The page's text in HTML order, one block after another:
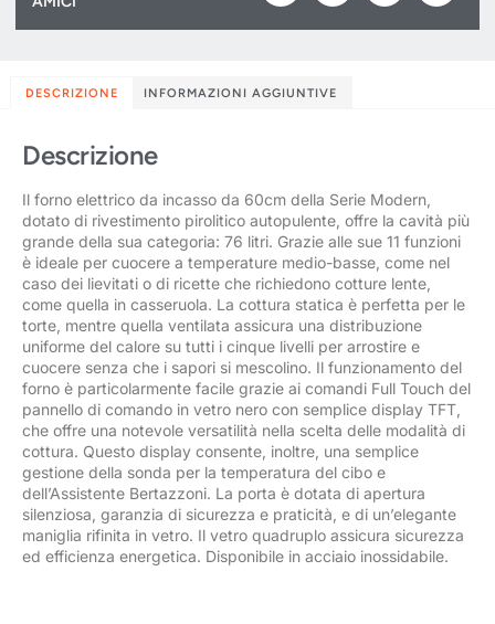
DESCRIZIONE INFORMAZIONI AGGIUNTIVE
Descrizione
Il forno elettrico da incasso da 60cm della Serie Modern,
dotato di rivestimento pirolitico autopulente, offre la cavità più
grande della sua categoria: 76 litri. Grazie alle sue 11 funzioni
è ideale per cuocere a temperature medio-basse, come nel
caso dei lievitati o di ricette che richiedono cotture lente,
come quella in casseruola. La cottura statica è perfetta per le
torte, mentre quella ventilata assicura una distribuzione
uniforme del calore su tutti i cinque livelli per arrostire e
cuocere senza che i sapori si mescolino. Il funzionamento del
forno è particolarmente facile grazie ai comandi Full Touch del
pannello di comando in vetro nero con semplice display TFT,
che offre una notevole versatilità nella scelta delle modalità di
cottura. Questo display consente, inoltre, una semplice
gestione della sonda per la temperatura del cibo e
dell’Assistente Bertazzoni. La porta è dotata di apertura
silenziosa, garanzia di sicurezza e praticità, e di un’elegante
maniglia rifinita in vetro. Il vetro quadruplo assicura sicurezza
ed efficienza energetica. Disponibile in acciaio inossidabile.